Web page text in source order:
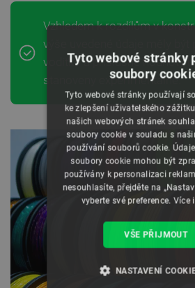
Vzhledem k rozdílům v
výše uvedené údaje měly být
vodítko a příslušné hodnoty
stanoveny experimentálně.
Tyto webové stránky
soubory
Tyto webové stránky používají
ke zlepšení uživatelského
našich webových stránek
soubory cookie v souladu s
používání souborů cookie.
soubory cookie mohou být
používány k personalizaci
nesouhlasíte, přejděte na
vyberte své preference. Více
VŠE PŘIJMOUT
NASTAVENÍ